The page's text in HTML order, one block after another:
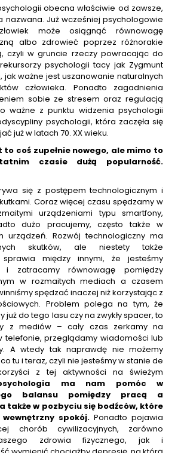
obecna właściwie od zawsze,
nazwana. Już wcześniej psychologowie
może osiągnąć równowagę
albo zdrowieć poprzez różnorakie
czyli w gruncie rzeczy powracając do
psychologii tacy jak Zygmunt
jak ważne jest uszanowanie naturalnych
człowieka. Ponadto zagadnienia
sobie ze stresem oraz regulacją
ważne z punktu widzenia psychologii
psychologii, która zaczęła się
już w latach 70. XX wieku.
coś zupełnie nowego, ale mimo to
czasie dużą popularność.
się z postępem technologicznym i
Coraz więcej czasu spędzamy w
urządzeniami typu smartfony,
dużo pracujemy, często także w
urządzeń. Rozwój technologiczny ma
skutków, ale niestety także
między innymi, że jesteśmy
i zatracamy równowagę pomiędzy
w rozmaitych mediach a czasem
spędzać inaczej niż korzystając z
Problem polega na tym, że
już do tego lasu czy na zwykły spacer, to
z mediów – cały czas zerkamy na
telefonie, przeglądamy wiadomości lub
A wtedy tak naprawdę nie możemy
tu i teraz, czyli nie jesteśmy w stanie de
z tej aktywności na świeżym
ma nam pomóc w
balansu pomiędzy pracą a
także w pozbyciu się bodźców, które
spokój. Ponadto pojawia
chorób cywilizacyjnych, zarówno
zdrowia fizycznego, jak i